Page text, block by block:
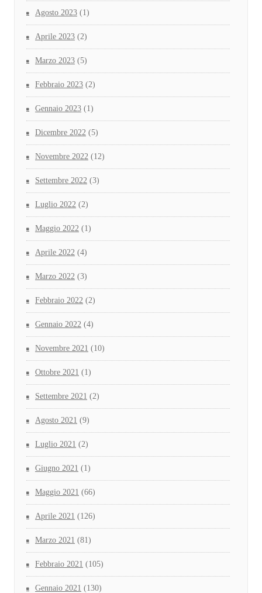
Agosto 2023 (1)
Aprile 2023 (2)
Marzo 2023 (5)
Febbraio 2023 (2)
Gennaio 2023 (1)
Dicembre 2022 (5)
Novembre 2022 (12)
Settembre 2022 (3)
Luglio 2022 (2)
Maggio 2022 (1)
Aprile 2022 (4)
Marzo 2022 (3)
Febbraio 2022 (2)
Gennaio 2022 (4)
Novembre 2021 (10)
Ottobre 2021 (1)
Settembre 2021 (2)
Agosto 2021 (9)
Luglio 2021 (2)
Giugno 2021 (1)
Maggio 2021 (66)
Aprile 2021 (126)
Marzo 2021 (81)
Febbraio 2021 (105)
Gennaio 2021 (130)